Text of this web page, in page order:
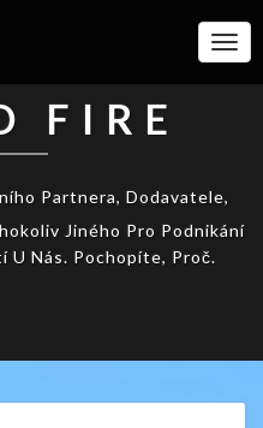
FIRE
Partnera, Dodavatele,
Jiného Pro Podnikání
U Nás. Pochopíte, Proč.